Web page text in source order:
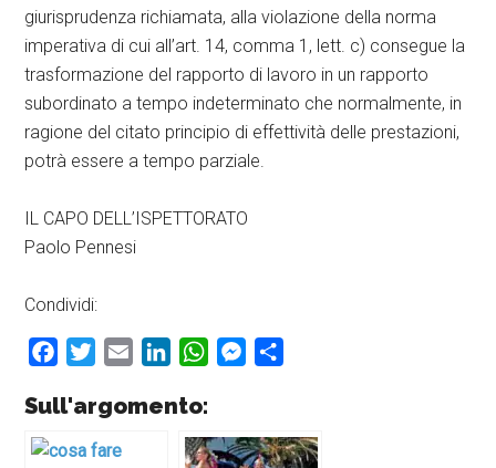
giurisprudenza richiamata, alla violazione della norma
imperativa di cui all’art. 14, comma 1, lett. c) consegue la
trasformazione del rapporto di lavoro in un rapporto
subordinato a tempo indeterminato che normalmente, in
ragione del citato principio di effettività delle prestazioni,
potrà essere a tempo parziale.
IL CAPO DELL’ISPETTORATO
Paolo Pennesi
Condividi:
FacebookTwitterEmail LinkedInWhatsAppMessenger
Sull'argomento: